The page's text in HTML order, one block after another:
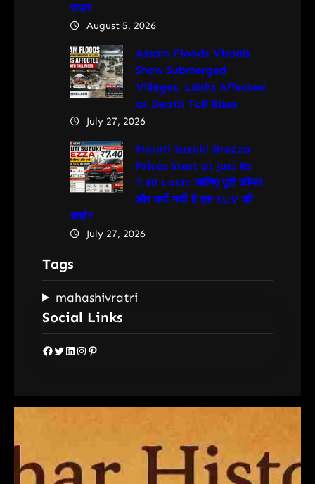
सफर
August 5, 2026
Assam Floods Visuals
Show Submerged
Villages, Lakhs Affected
as Death Toll Rises
July 27, 2026
Maruti Suzuki Brezza
Prices Start at Just Rs
7.40 Lakh: जानिए पूरी कीमत
और क्यों मची है इस SUV की
चर्चा?
July 27, 2026
Tags
mahashivratri
Social Links
Facebook Twitter LinkedIn Instagram Pinterest